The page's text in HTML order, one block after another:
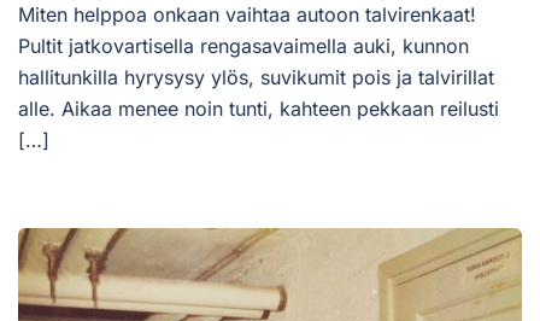
Miten helppoa onkaan vaihtaa autoon talvirenkaat!
Pultit jatkovartisella rengasavaimella auki, kunnon
hallitunkilla hyrysysy ylös, suvikumit pois ja talvirillat
alle. Aikaa menee noin tunti, kahteen pekkaan reilusti
[…]